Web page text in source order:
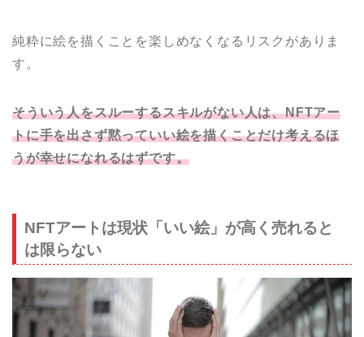
純粋に絵を描くことを楽しめなくなるリスクがありま
す。
そういう人をスルーするスキルがない人は、NFTアー
トに手を出さず黙っていい絵を描くことだけ考えるほ
うが幸せになれるはずです。
NFTアートは現状「いい絵」が高く売れると
は限らない